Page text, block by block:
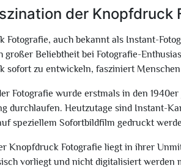
der Knopfdruck
Fotografie, auch bekannt als Instant-
großer Beliebtheit bei Fotografie-
sofort zu entwickeln, fasziniert
Fotografie wurde erstmals in den
durchlaufen. Heutzutage sind Instant-
speziellem Sofortbildfilm gedruckt
Knopfdruck Fotografie liegt in ihrer
vorliegt und nicht digitalisiert werden